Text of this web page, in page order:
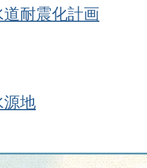
耐震化計画
源地